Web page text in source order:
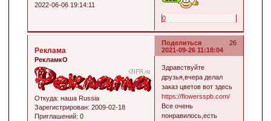
2022-06-06 19:14:11
0
Поделиться
26
2021-09-26 11:18:04
Реклама
РекламкО
Откуда: наша Russia
Зарегистрирован: 2009-02-18
Приглашений: 0
Здравствуйте
друзья,вчера делал
заказ цветов вот здесь
https://flowersspb.com/
Все очень
понравилось,есть